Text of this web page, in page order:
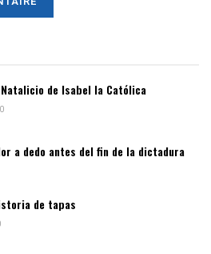
de Isabel la Católica
a dedo antes del fin de la dictadura
de tapas